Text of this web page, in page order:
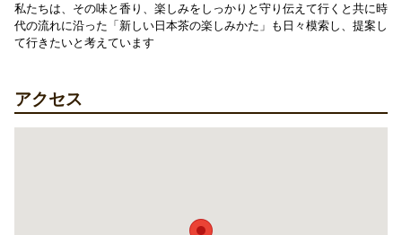
私たちは、その味と香り、楽しみをしっかりと守り伝えて行くと共に時
代の流れに沿った「新しい日本茶の楽しみかた」も日々模索し、提案し
て行きたいと考えています
アクセス